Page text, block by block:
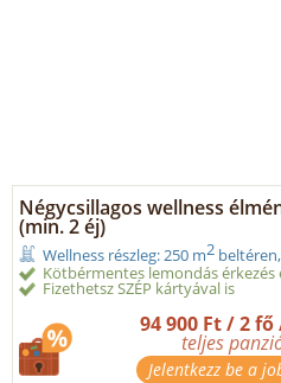
Négycsillagos wellness
(min. 2 éj)
Wellness részleg: 250 m2
Kötbérmentes lemondás
Fizethetsz SZÉP kártyával is
94 900 Ft / 2
teljes
Jelentkezz be a